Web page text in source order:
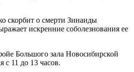
скорбит о смерти Зинаиды
искренние соболезнования ее
Большого зала Новосибирской
с 11 до 13 часов.